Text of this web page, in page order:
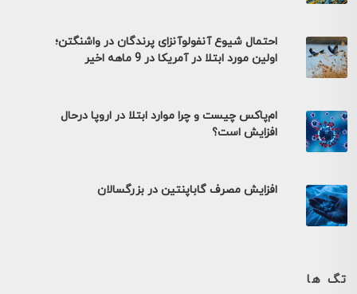
احتمال شیوع آنفولوآنزای پرندگان در واشنگتن؛
اولین مورد ابتلا در آمریکا در 9 ماهه اخیر
ام‌پاکس چیست و چرا موارد ابتلا در اروپا درحال
افزایش است؟
افزایش مصرف گاباپنتین در بزرگسالان
تگ ها